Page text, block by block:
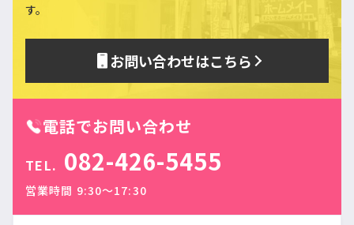
す。
お問い合わせはこちら
電話でお問い合わせ
TEL. 082-426-5455
営業時間 9:30〜17:30